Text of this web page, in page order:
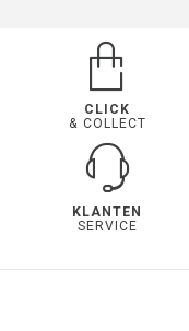
CLICK
& COLLECT
KLANTEN
SERVICE